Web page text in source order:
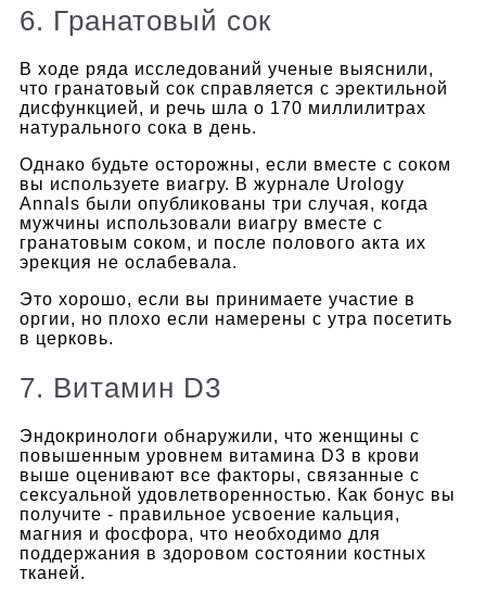
6. Гранатовый сок
В ходе ряда исследований ученые выяснили,
что гранатовый сок справляется с эректильной
дисфункцией, и речь шла о 170 миллилитрах
натурального сока в день.
Однако будьте осторожны, если вместе с соком
вы используете виагру. В журнале Urology
Annals были опубликованы три случая, когда
мужчины использовали виагру вместе с
гранатовым соком, и после полового акта их
эрекция не ослабевала.
Это хорошо, если вы принимаете участие в
оргии, но плохо если намерены с утра посетить
в церковь.
7. Витамин D3
Эндокринологи обнаружили, что женщины с
повышенным уровнем витамина D3 в крови
выше оценивают все факторы, связанные с
сексуальной удовлетворенностью. Как бонус вы
получите - правильное усвоение кальция,
магния и фосфора, что необходимо для
поддержания в здоровом состоянии костных
тканей.